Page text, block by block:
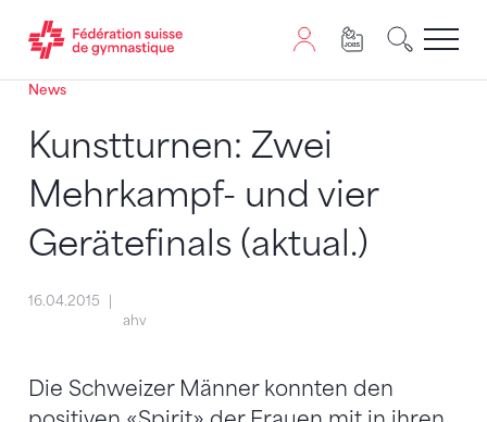
Passer au contenu
Naviguer vers le plan du siten
JavaScript est nécessaire pour naviguer sur ce site.
News
Kunstturnen: Zwei
Mehrkampf- und vier
Gerätefinals (aktual.)
16.04.2015
ahv
Die Schweizer Männer konnten den